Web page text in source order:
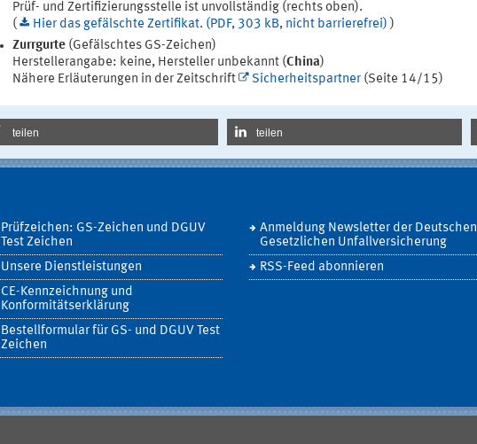
Prüf- und Zertifizierungsstelle ist unvollständig (rechts oben).
(
Hier das gefälschte Zertifikat. (PDF, 303 kB, nicht barrierefrei) )
Zurrgurte(Gefälschtes GS-Zeichen)
Herstellerangabe: keine, Hersteller unbekannt (China)
Nähere Erläuterungen in der Zeitschrift
Sicherheitspartner(Seite 14/15)
teilen teilen
Prüfzeichen: GS-Zeichen und DGUV
Test Zeichen
Unsere Dienstleistungen
CE-Kennzeichnung und
Konformitätserklärung
Bestellformular für GS- und DGUV Test
Zeichen
Anmeldung Newsletter der Deutschen
Gesetzlichen Unfallversicherung
RSS-Feed abonnieren